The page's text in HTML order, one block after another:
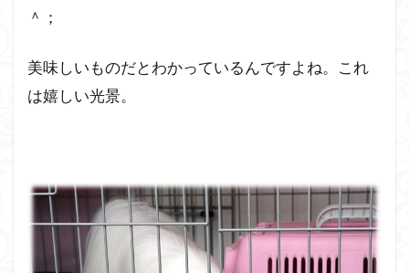
＾；
美味しいものだとわかっているんですよね。これ
は嬉しい光景。